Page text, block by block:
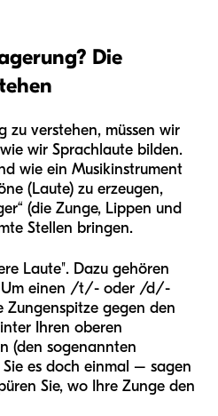
Die
zu verstehen, müssen wir
wir Sprachlaute bilden.
wie ein Musikinstrument
(Laute) zu erzeugen,
(die Zunge, Lippen und
Stellen bringen.
Laute". Dazu gehören
einen /t/- oder /d/-
Zungenspitze gegen den
Ihren oberen
(den sogenannten
es doch einmal – sagen
Sie, wo Ihre Zunge den